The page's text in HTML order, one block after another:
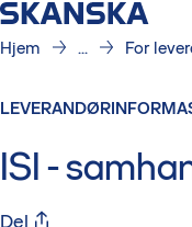
Hjem ... For
ISI -
Del